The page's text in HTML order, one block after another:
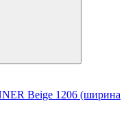
Beige 1206 (ширина